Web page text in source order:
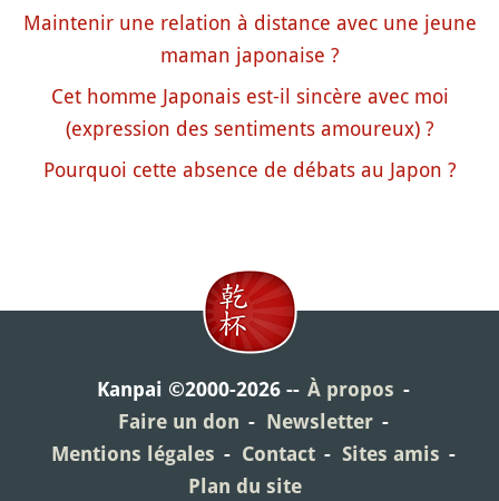
Maintenir une relation à distance avec une jeune
maman japonaise ?
Cet homme Japonais est-il sincère avec moi
(expression des sentiments amoureux) ?
Pourquoi cette absence de débats au Japon ?
Kanpai ©2000-2026
À propos
Faire un don
Newsletter
Mentions légales
Contact
Sites amis
Plan du site